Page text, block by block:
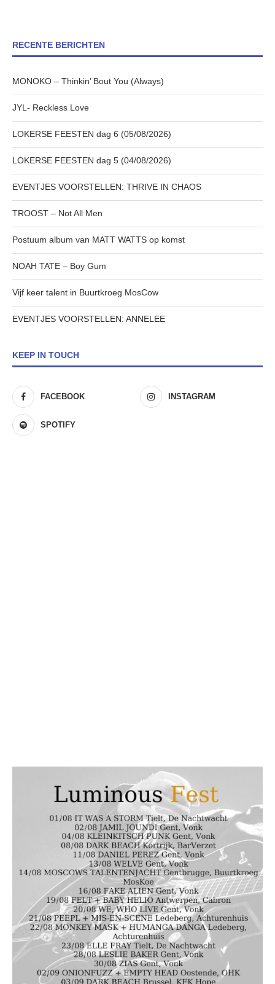
RECENTE BERICHTEN
MONOKO – Thinkin’ Bout You (Always)
JYL- Reckless Love
LOKERSE FEESTEN dag 6 (05/08/2026)
LOKERSE FEESTEN dag 5 (04/08/2026)
EVENTJES VOORSTELLEN: THRIVE IN CHAOS
TROOST – Not All Men
Postuum album van MATT WATTS op komst
NOAH TATE – Boy Gum
Vijf keer talent in Buurtkroeg MosCow
EVENTJES VOORSTELLEN: ANNELEE
KEEP IN TOUCH
FACEBOOK INSTAGRAM
SPOTIFY